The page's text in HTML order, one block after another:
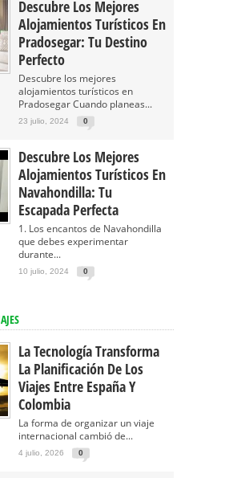
Descubre Los Mejores
Alojamientos Turísticos En
Pradosegar: Tu Destino
Perfecto
Descubre los mejores
alojamientos turísticos en
Pradosegar Cuando planeas...
23 julio, 2024 0
Descubre Los Mejores
Alojamientos Turísticos En
Navahondilla: Tu
Escapada Perfecta
1. Los encantos de Navahondilla
que debes experimentar
durante...
10 julio, 2024 0
La Tecnología Transforma
La Planificación De Los
Viajes Entre España Y
Colombia
La forma de organizar un viaje
internacional cambió de...
4 julio, 2026 0